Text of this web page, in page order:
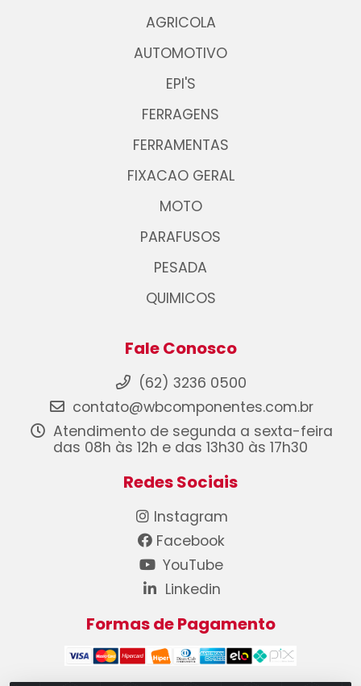
AGRICOLA
AUTOMOTIVO
EPI'S
FERRAGENS
FERRAMENTAS
FIXACAO GERAL
MOTO
PARAFUSOS
PESADA
QUIMICOS
Fale Conosco
(62) 3236 0500
contato@wbcomponentes.com.br
Atendimento de segunda a sexta-feira
das 08h às 12h e das 13h30 às 17h30
Redes Sociais
Instagram
Facebook
YouTube
Linkedin
Formas de Pagamento